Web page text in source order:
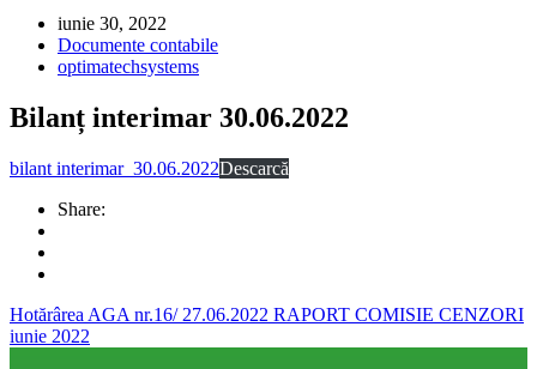
iunie 30, 2022
Documente contabile
optimatechsystems
Bilanț interimar 30.06.2022
bilant interimar_30.06.2022Descarcă
Share:
Hotărârea AGA nr.16/ 27.06.2022 RAPORT COMISIE CENZORI
iunie 2022